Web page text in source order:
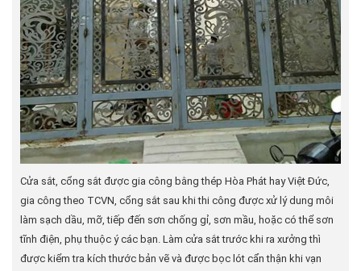
Cửa sắt, cổng sắt được gia công bằng thép Hòa Phát hay Việt Đức,
gia công theo TCVN, cổng sắt sau khi thi công được xử lý dung môi
làm sạch dầu, mỡ, tiếp đến sơn chống gỉ, sơn mầu, hoặc có thể sơn
tĩnh điện, phụ thuộc ý các bạn. Làm cửa sắt trước khi ra xưởng thì
được kiểm tra kích thước bản vẽ và được bọc lót cẩn thận khi vạn